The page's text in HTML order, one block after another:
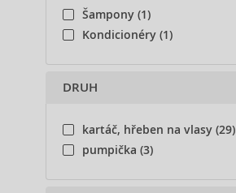
Šampony (1)
Kondicionéry (1)
DRUH
kartáč, hřeben na vlasy (29)
pumpička (3)